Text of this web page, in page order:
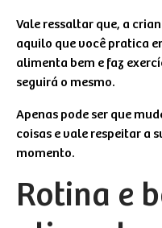
Vale ressaltar que, a
aquilo que você pratica
alimenta bem e faz
seguirá o mesmo.
Apenas pode ser que
coisas e vale respeitar a
momento.
Rotina e